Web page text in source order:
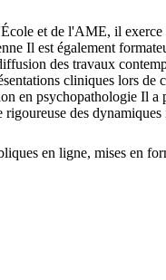
et de l'AME, il
Il est également
des travaux
cliniques lors
en psychopathologie Il
rigoureuse des
en ligne, mises en